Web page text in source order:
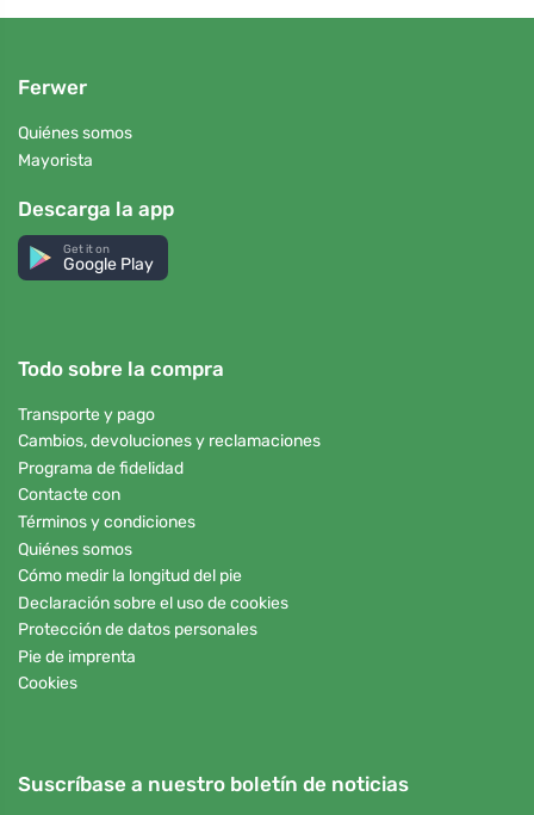
Ferwer
Quiénes somos
Mayorista
Descarga la app
Get it on
Google Play
Todo sobre la compra
Transporte y pago
Cambios, devoluciones y reclamaciones
Programa de fidelidad
Contacte con
Términos y condiciones
Quiénes somos
Cómo medir la longitud del pie
Declaración sobre el uso de cookies
Protección de datos personales
Pie de imprenta
Cookies
Suscríbase a nuestro boletín de noticias